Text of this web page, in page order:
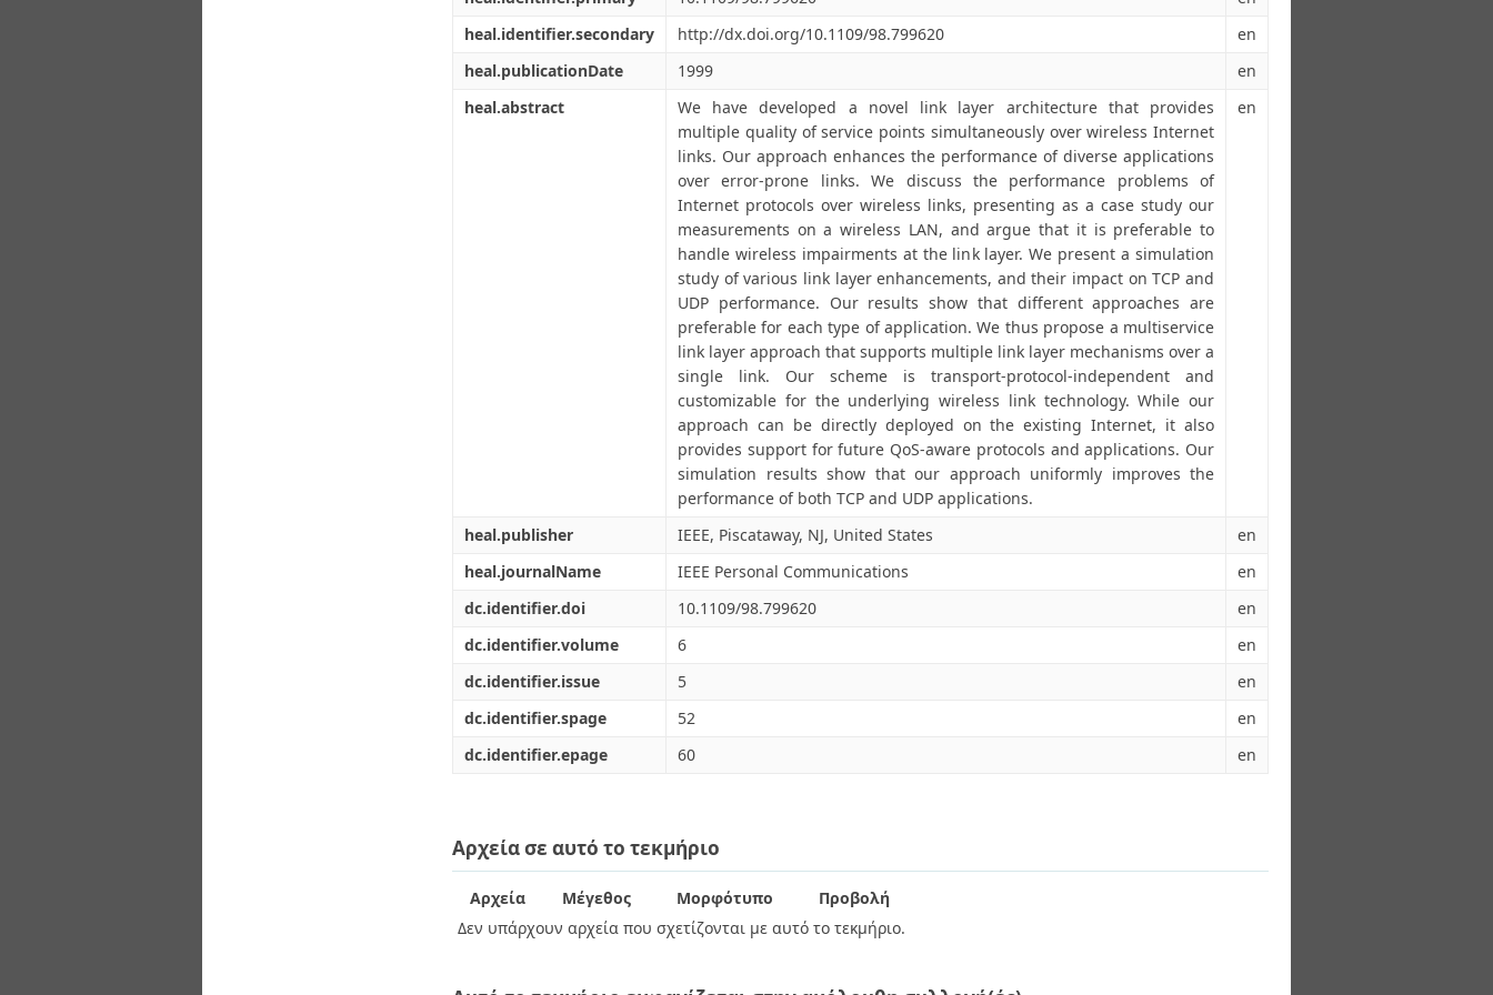
heal.identifier.secondary
http://dx.doi.org/10.1109/98.799620
en
heal.publicationDate
1999
en
heal.abstract
We have developed a novel link layer architecture that provides
multiple quality of service points simultaneously over wireless Internet
links. Our approach enhances the performance of diverse applications
over error-prone links. We discuss the performance problems of
Internet protocols over wireless links, presenting as a case study our
measurements on a wireless LAN, and argue that it is preferable to
handle wireless impairments at the link layer. We present a simulation
study of various link layer enhancements, and their impact on TCP and
UDP performance. Our results show that different approaches are
preferable for each type of application. We thus propose a multiservice
link layer approach that supports multiple link layer mechanisms over a
single link. Our scheme is transport-protocol-independent and
customizable for the underlying wireless link technology. While our
approach can be directly deployed on the existing Internet, it also
provides support for future QoS-aware protocols and applications. Our
simulation results show that our approach uniformly improves the
performance of both TCP and UDP applications.
en
heal.publisher IEEE, Piscataway, NJ, United States
en
heal.journalName
IEEE Personal Communications
en
dc.identifier.doi
10.1109/98.799620
en
dc.identifier.volume
6
en
dc.identifier.issue
5
en
dc.identifier.spage
52
en
dc.identifier.epage
60 en
Αρχεία σε αυτό το τεκμήριο
Αρχεία Μέγεθος Μορφότυπο
Προβολή
Δεν υπάρχουν αρχεία που σχετίζονται με αυτό το τεκμήριο.